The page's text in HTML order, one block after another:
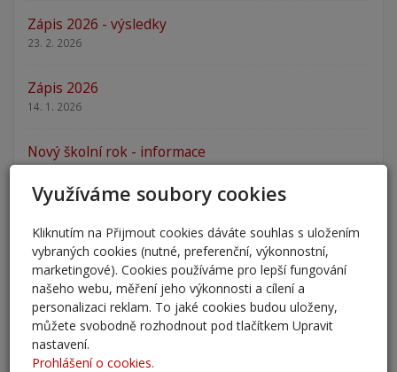
Zápis 2026 - výsledky
23. 2. 2026
Zápis 2026
14. 1. 2026
Nový školní rok - informace
29. 8. 2025
Adaptační kurzy
Zahájení školního roku 2025/2026
27. 8. 2025
Využíváme soubory cookies
Kliknutím na Přijmout cookies dáváte souhlas s uložením
vybraných cookies (nutné, preferenční, výkonnostní,
marketingové). Cookies používáme pro lepší fungování
našeho webu, měření jeho výkonnosti a cílení a
personalizaci reklam. To jaké cookies budou uloženy,
můžete svobodně rozhodnout pod tlačítkem Upravit
nastavení.
Prohlášení o cookies.